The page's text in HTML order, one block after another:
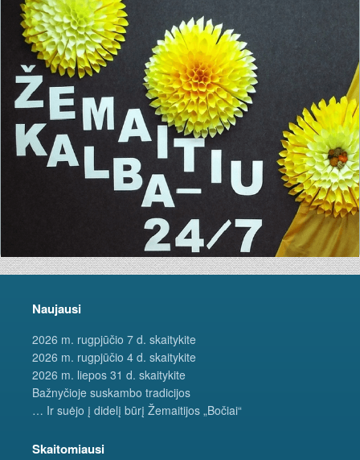
Naujausi
2026 m. rugpjūčio 7 d. skaitykite
2026 m. rugpjūčio 4 d. skaitykite
2026 m. liepos 31 d. skaitykite
Bažnyčioje suskambo tradicijos
… Ir suėjo į didelį būrį Žemaitijos „Bočiai“
Skaitomiausi